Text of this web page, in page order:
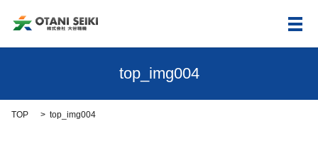
メ
top_img004
TOP top_img004